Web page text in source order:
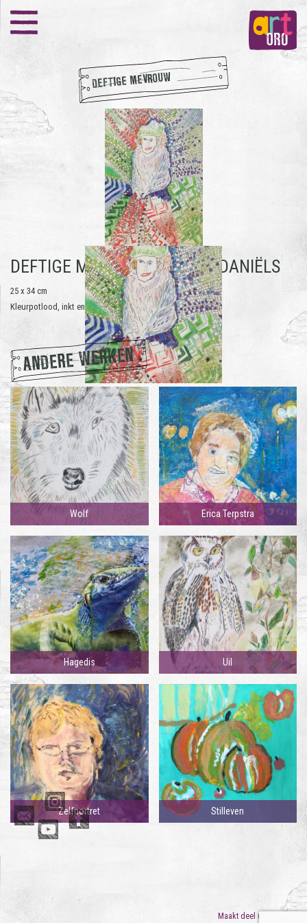
DEFTIGE MEVROUW
DEFTIGE MEVROUW -JONET DANIËLS
25 x 34 cm
Kleurpotlood, inkt en pastelkrijt op papier | 2020
ANDERE WERKEN
Wolf Erica Terpstra
Hagedis Uil
Zelfportret Stilleven
Maakt deel uit van